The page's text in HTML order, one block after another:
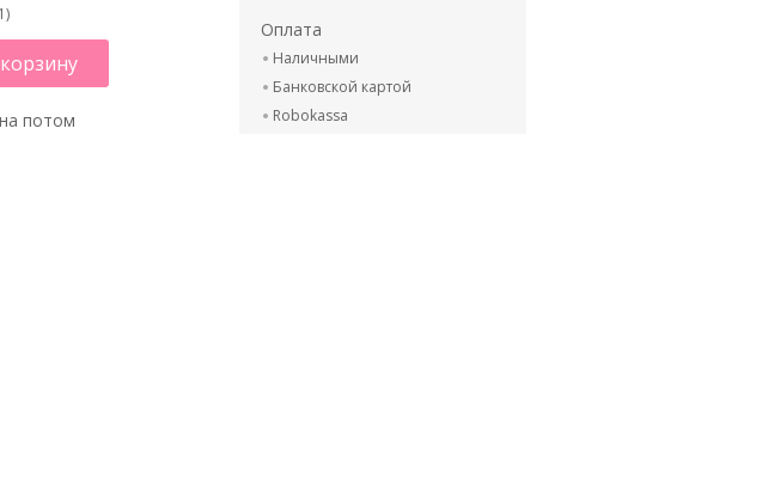
потом
Оплата
Наличными
Банковской картой
Robokassa